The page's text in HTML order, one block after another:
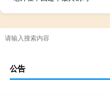
公告